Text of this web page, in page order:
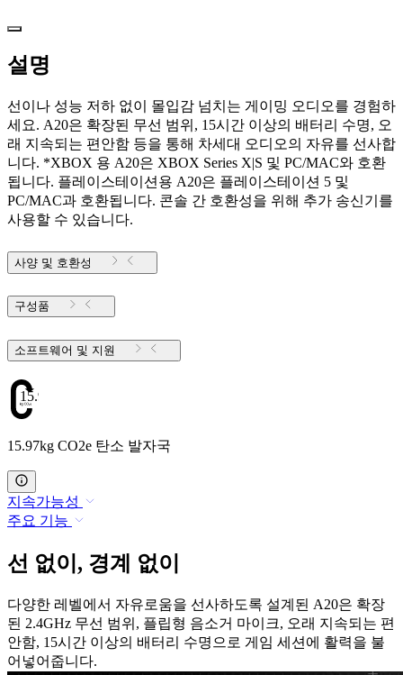
설명
선이나 성능 저하 없이 몰입감 넘치는 게이밍 오디오를 경험하
세요. A20은 확장된 무선 범위, 15시간 이상의 배터리 수명, 오
래 지속되는 편안함 등을 통해 차세대 오디오의 자유를 선사합
니다. *XBOX 용 A20은 XBOX Series X|S 및 PC/MAC와 호환
됩니다. 플레이스테이션용 A20은 플레이스테이션 5 및
PC/MAC과 호환됩니다. 콘솔 간 호환성을 위해 추가 송신기를
사용할 수 있습니다.
사양 및 호환성
구성품
소프트웨어 및 지원
15.97
15.97kg CO2e 탄소 발자국
지속가능성
주요 기능
선 없이, 경계 없이
다양한 레벨에서 자유로움을 선사하도록 설계된 A20은 확장
된 2.4GHz 무선 범위, 플립형 음소거 마이크, 오래 지속되는 편
안함, 15시간 이상의 배터리 수명으로 게임 세션에 활력을 불
어넣어줍니다.